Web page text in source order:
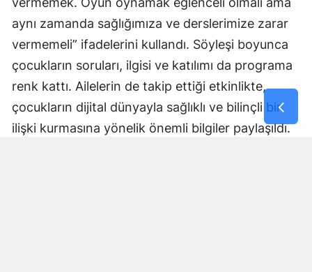
aynı zamanda sağlığımıza ve derslerimize zarar
vermemeli” ifadelerini kullandı. Söyleşi boyunca
çocukların soruları, ilgisi ve katılımı da programa
renk kattı. Ailelerin de takip ettiği etkinlikte,
çocukların dijital dünyayla sağlıklı ve bilinçli bir
ilişki kurmasına yönelik önemli bilgiler paylaşıldı.